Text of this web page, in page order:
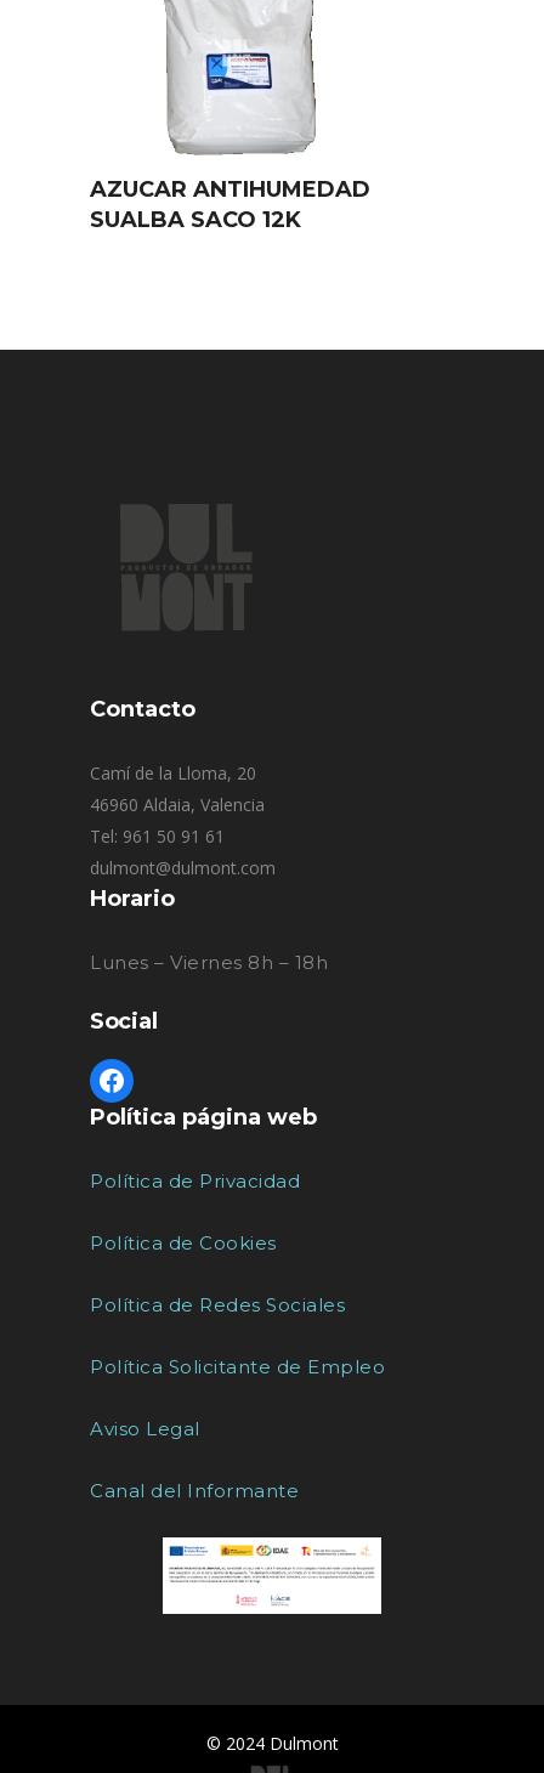
AZUCAR ANTIHUMEDAD
SUALBA SACO 12K
Contacto
Camí de la Lloma, 20
46960 Aldaia, Valencia
Tel: 961 50 91 61
dulmont@dulmont.com
Horario
Lunes – Viernes 8h – 18h
Social
Política página web
Política de Privacidad
Política de Cookies
Política de Redes Sociales
Política Solicitante de Empleo
Aviso Legal
Canal del Informante
© 2024 Dulmont